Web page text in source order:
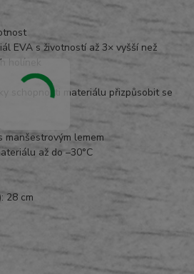
EVA s životností až 3× vyšší než
holínek
schopnosti materiálu přizpůsobit se
manšestrovým lemem
až do –30°C
28 cm